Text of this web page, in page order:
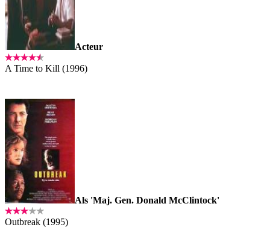
Acteur
A Time to Kill (1996)
Als 'Maj. Gen. Donald McClintock'
Outbreak (1995)